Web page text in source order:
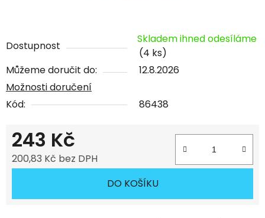
Dostupnost
Skladem ihned odesíláme
(4 ks)
Můžeme doručit do:
12.8.2026
Možnosti doručení
Kód:
86438
243 Kč
200,83 Kč bez DPH
DO KOŠÍKU